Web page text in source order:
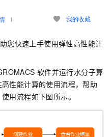
我的收藏
您快速上手使用弹性高性能计
软件并运行水分子算
性能计算的使用流程，帮助
用流程如下图所示。